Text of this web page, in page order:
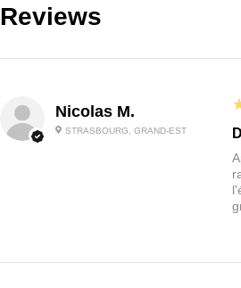
Reviews
Nicolas M.
STRASBOURG, GRAND-EST